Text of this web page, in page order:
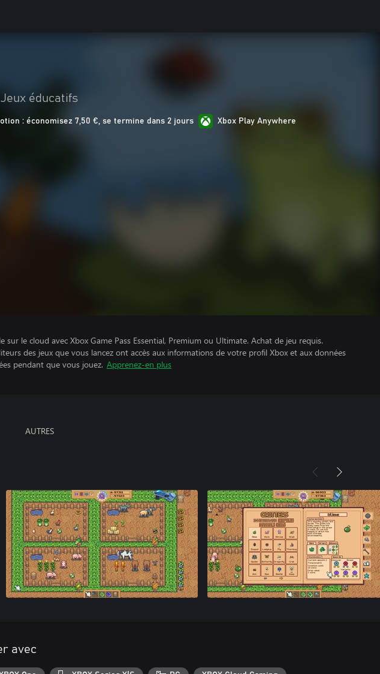
Jeux éducatifs
: économisez 7,50 €, se termine dans 2 jours Xbox Play Anywhere
sur le cloud avec Xbox Game Pass Essential, Premium ou Ultimate. Achat de jeu requis.
des jeux que vous lancez ont accès aux informations de votre profil Xbox et aux données
pendant que vous jouez. Apprenez-en plus
AUTRES
avec